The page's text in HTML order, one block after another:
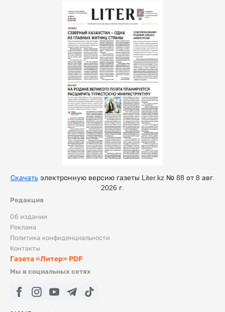
Редакция
Об издании
Реклама
Политика конфиденциальности
Контакты
Газета «Литер» PDF
Мы в социальных сетях
Скачатьэлектронную версию газеты Liter.kz № 88 от 8 авг.
2026 г.